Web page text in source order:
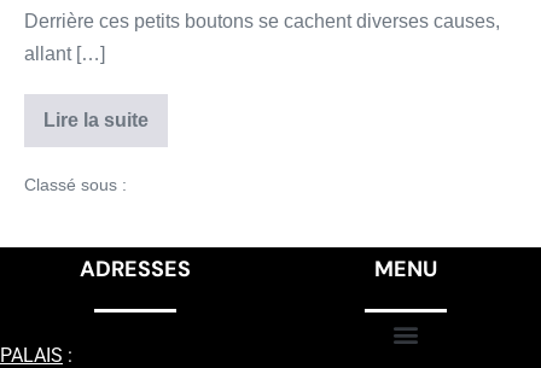
Derrière ces petits boutons se cachent diverses causes,
allant […]
Lire la suite
Classé sous :
MENU
ADRESSES
PALAIS :